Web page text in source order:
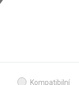
Kompatibilní